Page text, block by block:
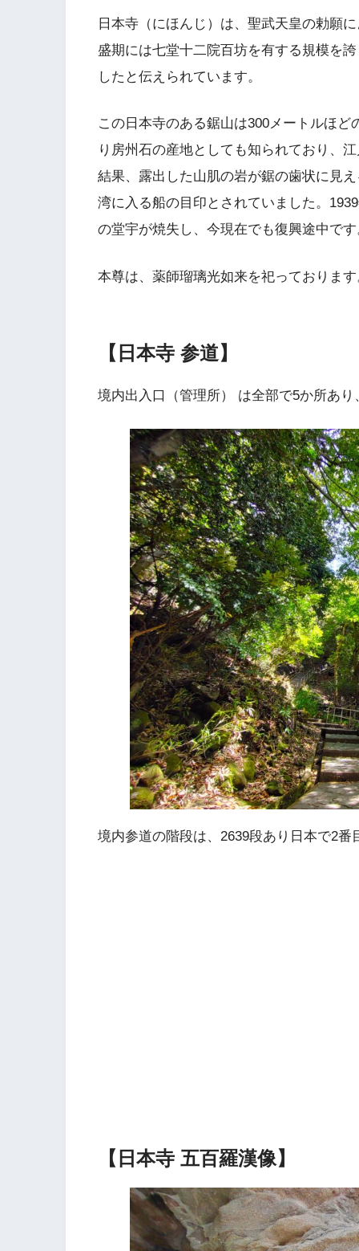
日本寺（にほんじ）は、聖武天皇の勅願
盛期には七堂十二院百坊を有する規模を
したと伝えられています。
この日本寺のある鋸山は300メートルほ
り房州石の産地としても知られており、
結果、露出した山肌の岩が鋸の歯状に見
湾に入る船の目印とされていました。
の堂宇が焼失し、今現在でも復興途中で
本尊は、薬師瑠璃光如来を祀っておりま
【日本寺 参道】
境内出入口（管理所） は全部で5か所あ
境内参道の階段は、2639段あり日本で2番
【日本寺 五百羅漢像】